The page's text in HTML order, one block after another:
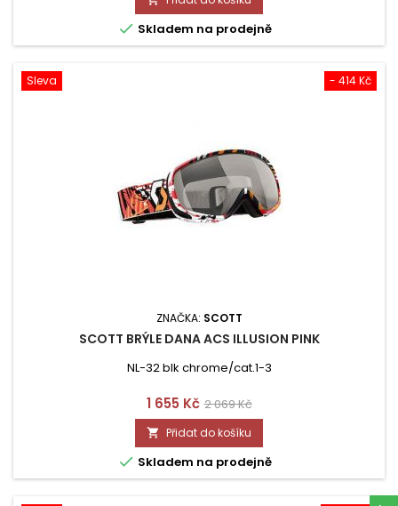
 Skladem na prodejně
- 414 Kč
Sleva
ZNAČKA: SCOTT
SCOTT BRÝLE DANA ACS ILLUSION PINK
NL-32 blk chrome/cat.1-3
Cena
1 655 Kč Běžná
cena
2 069 Kč
 Přidat do košíku
 Skladem na prodejně